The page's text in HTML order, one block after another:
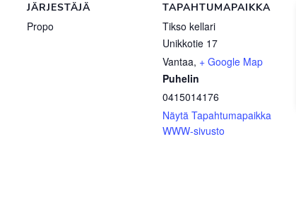
JÄRJESTÄJÄ
Propo
TAPAHTUMAPAIKKA
Tikso kellari
Unikkotie 17
Vantaa, + Google Map
Puhelin
0415014176
Näytä Tapahtumapaikka
WWW-sivusto